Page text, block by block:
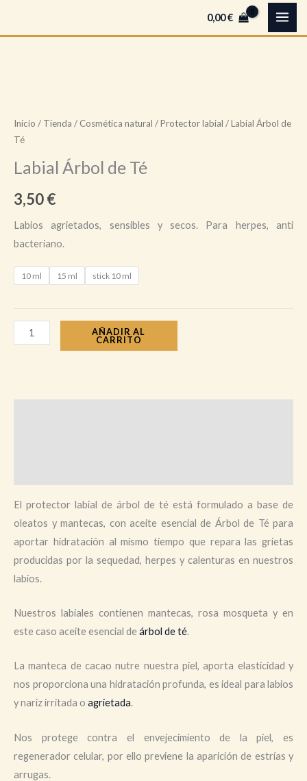
0,00€
Inicio / Tienda / Cosmética natural /Protector labial / Labial Árbol de
Té
Labial Árbol de Té
3,50€
Labios agrietados, sensibles y secos. Para herpes, anti
bacteriano.
10 ml 15 ml stick 10 ml
de
Té
cantidad
AÑADIR AL
CARRITO
El protector labial de árbol de té está formulado a base de
oleatos y mantecas, con aceite esencial de Árbol de Té para
aportar hidratación al mismo tiempo que repara las grietas
producidas por la sequedad, herpes y calenturas en nuestros
labios.
Nuestros labiales contienen mantecas, rosa mosqueta y en
este caso aceite esencial deárbol de té.
La manteca de cacao nutre nuestra piel, aporta elasticidad y
nos proporciona una hidratación profunda, es ideal para labios
y nariz irritada o agrietada.
Nos protege contra el envejecimiento de la piel, es
regenerador celular, por ello previene la aparición de estrías y
arrugas.